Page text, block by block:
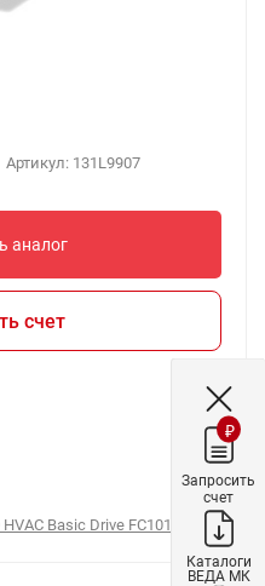
Артикул: 131L9907
аналог
счет
Basic Drive FC101
₽
Запросить
счет
Каталоги
ВЕДА МК